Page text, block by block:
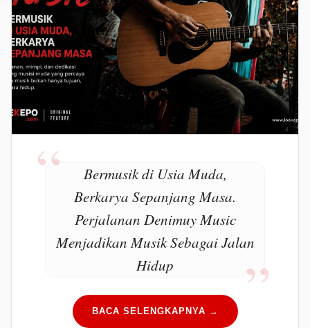
Bermusik di Usia Muda,
Berkarya Sepanjang Masa.
Perjalanan Denimuy Music
Menjadikan Musik Sebagai Jalan
Hidup
BACA SELENGKAPNYA →